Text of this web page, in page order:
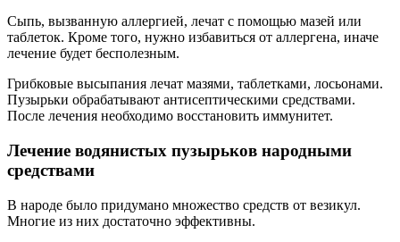
Сыпь, вызванную аллергией, лечат с помощью мазей или
таблеток. Кроме того, нужно избавиться от аллергена, иначе
лечение будет бесполезным.
Грибковые высыпания лечат мазями, таблетками, лосьонами.
Пузырьки обрабатывают антисептическими средствами.
После лечения необходимо восстановить иммунитет.
Лечение водянистых пузырьков народными
средствами
В народе было придумано множество средств от везикул.
Многие из них достаточно эффективны.